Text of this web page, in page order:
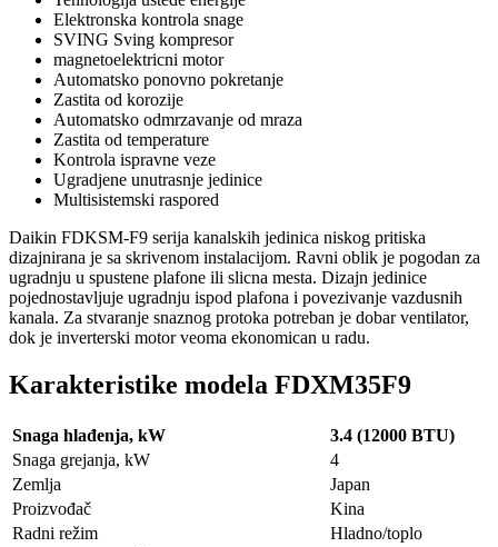
Elektronska kontrola snage
SVING Sving kompresor
magnetoelektricni motor
Automatsko ponovno pokretanje
Zastita od korozije
Automatsko odmrzavanje od mraza
Zastita od temperature
Kontrola ispravne veze
Ugradjene unutrasnje jedinice
Multisistemski raspored
Daikin FDKSM-F9 serija kanalskih jedinica niskog pritiska
dizajnirana je sa skrivenom instalacijom. Ravni oblik je pogodan za
ugradnju u spustene plafone ili slicna mesta. Dizajn jedinice
pojednostavljuje ugradnju ispod plafona i povezivanje vazdusnih
kanala. Za stvaranje snaznog protoka potreban je dobar ventilator,
dok je inverterski motor veoma ekonomican u radu.
Karakteristike modela FDXM35F9
Snaga hlađenja, kW
3.4 (12000 BTU)
Snaga grejanja, kW
4
Zemlja
Japan
Proizvođač
Kina
Radni režim
Hladno/toplo